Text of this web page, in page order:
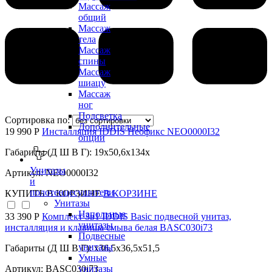
Массаж
общий
Массаж
тела
Массаж
спины
Массаж
шиацу
Массаж
ног
Подсветка
Дополнительные
опции
Унитазы
и
полотенцесушители
Унитазы
Напольные
унитазы
Подвесные
унитазы
Умные
унитазы
Сортировка по:
19 990 Р Инсталляция IDDIS Неофикс NEO0000I32
Габариты (Д Ш В Г): 19x50,6x134x
Артикул: NEO0000I32
КУПИТЬ В КОРЗИНЕ В КОРЗИНЕ
33 390 Р Комплект 3в1 IDDIS Basic подвесной унитаз,
инсталляция и клавиша смыва белая BASC030i73
Габариты (Д Ш В Г): x36,5x36,5x51,5
Артикул: BASC030i73